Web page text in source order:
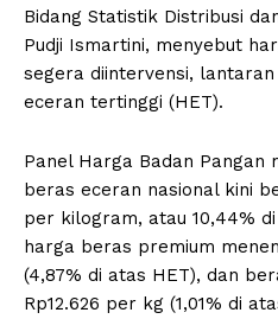
Bidang Statistik Distribusi
Pudji Ismartini, menyebut
segera diintervensi,
eceran tertinggi (HET).
Panel Harga Badan
beras eceran nasional kini
per kilogram, atau 10,44%
harga beras premium
(4,87% di atas HET), dan
Rp12.626 per kg (1,01% di